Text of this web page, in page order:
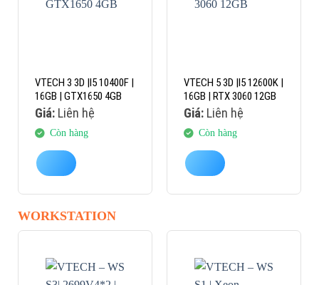
VTECH 3 3D |I5 10400F |
16GB | GTX1650 4GB
Giá:Liên hệ
Còn hàng
VTECH 5 3D |I5 12600K |
16GB | RTX 3060 12GB
Giá:Liên hệ
Còn hàng
WORKSTATION